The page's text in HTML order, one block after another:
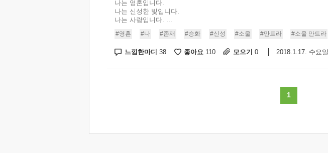
나는 영혼입니다.
나는 신성한 빛입니다.
나는 사랑입니다. ...
#영혼 #나 #존재 #승화 #신성 #소울 #만트라 #소울 만트라
느낌한마디 38 좋아요 110 모으기 0 2018.1.17. 수요일
1